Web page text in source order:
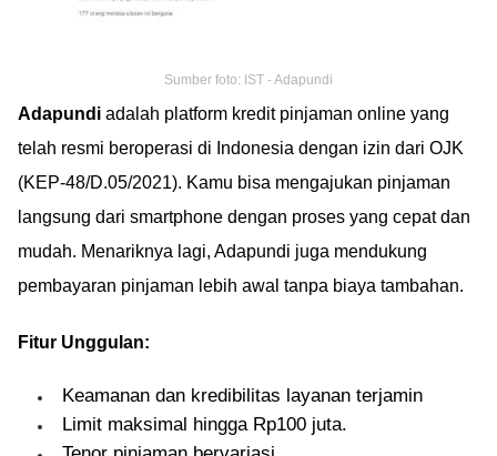
Sumber foto: IST - Adapundi
Adapundi adalah platform kredit pinjaman online yang
telah resmi beroperasi di Indonesia dengan izin dari OJK
(KEP-48/D.05/2021). Kamu bisa mengajukan pinjaman
langsung dari smartphone dengan proses yang cepat dan
mudah. Menariknya lagi, Adapundi juga mendukung
pembayaran pinjaman lebih awal tanpa biaya tambahan.
Fitur Unggulan:
Keamanan dan kredibilitas layanan terjamin
Limit maksimal hingga Rp100 juta.